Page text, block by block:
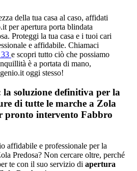
della tua casa al caso, affidati
per apertura porta blindata
Proteggi la tua casa e i tuoi cari
e affidabile. Chiamaci
e scopri tutto ciò che possiamo
è a portata di mano,
oggi stesso!
soluzione definitiva per la
di tutte le marche a Zola
pronto intervento Fabbro
affidabile e professionale per la
Predosa? Non cercare oltre, perché
te con il suo servizio di apertura